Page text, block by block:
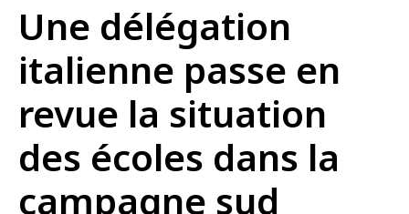
Une délégation
italienne passe en
revue la situation
des écoles dans la
campagne sud